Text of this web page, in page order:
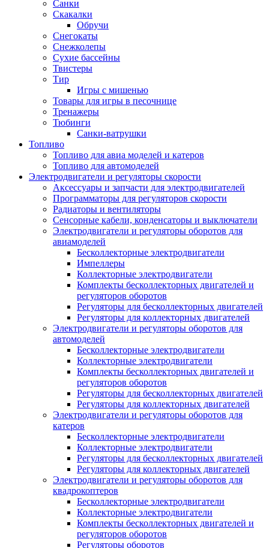
Санки
Скакалки
Обручи
Снегокаты
Снежколепы
Сухие бассейны
Твистеры
Тир
Игры с мишенью
Товары для игры в песочнице
Тренажеры
Тюбинги
Санки-ватрушки
Топливо
Топливо для авиа моделей и катеров
Топливо для автомоделей
Электродвигатели и регуляторы скорости
Аксессуары и запчасти для электродвигателей
Программаторы для регуляторов скорости
Радиаторы и вентиляторы
Сенсорные кабели, конденсаторы и выключатели
Электродвигатели и регуляторы оборотов для
авиамоделей
Бесколлекторные электродвигатели
Импеллеры
Коллекторные электродвигатели
Комплекты бесколлекторных двигателей и
регуляторов оборотов
Регуляторы для бесколлекторных двигателей
Регуляторы для коллекторных двигателей
Электродвигатели и регуляторы оборотов для
автомоделей
Бесколлекторные электродвигатели
Коллекторные электродвигатели
Комплекты бесколлекторных двигателей и
регуляторов оборотов
Регуляторы для бесколлекторных двигателей
Регуляторы для коллекторных двигателей
Электродвигатели и регуляторы оборотов для
катеров
Бесколлекторные электродвигатели
Коллекторные электродвигатели
Регуляторы для бесколлекторных двигателей
Регуляторы для коллекторных двигателей
Электродвигатели и регуляторы оборотов для
квадрокоптеров
Бесколлекторные электродвигатели
Коллекторные электродвигатели
Комплекты бесколлекторных двигателей и
регуляторов оборотов
Регуляторы оборотов